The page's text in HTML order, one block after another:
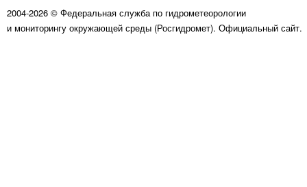
2004-2026 © Федеральная служба по гидрометеорологии
и мониторингу окружающей среды (Росгидромет). Официальный сайт.